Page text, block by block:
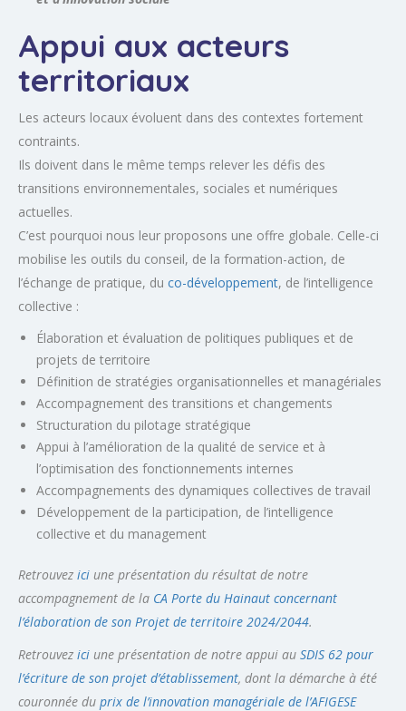
Appui aux acteurs
territoriaux
Les acteurs locaux évoluent dans des contextes fortement
contraints.
Ils doivent dans le même temps relever les défis des
transitions environnementales, sociales et numériques
actuelles.
C’est pourquoi nous leur proposons une offre globale. Celle-ci
mobilise les outils du conseil, de la formation-action, de
l’échange de pratique, du co-développement, de l’intelligence
collective :
Élaboration et évaluation de politiques publiques et de
projets de territoire
Définition de stratégies organisationnelles et managériales
Accompagnement des transitions et changements
Structuration du pilotage stratégique
Appui à l’amélioration de la qualité de service et à
l’optimisation des fonctionnements internes
Accompagnements des dynamiques collectives de travail
Développement de la participation, de l’intelligence
collective et du management
Retrouvez ici une présentation du résultat de notre
accompagnement de la CA Porte du Hainaut concernant
l’élaboration de son Projet de territoire 2024/2044.
Retrouvez ici une présentation de notre appui au SDIS 62 pour
l’écriture de son projet d’établissement, dont la démarche à été
couronnée du prix de l’innovation managériale de l’AFIGESE